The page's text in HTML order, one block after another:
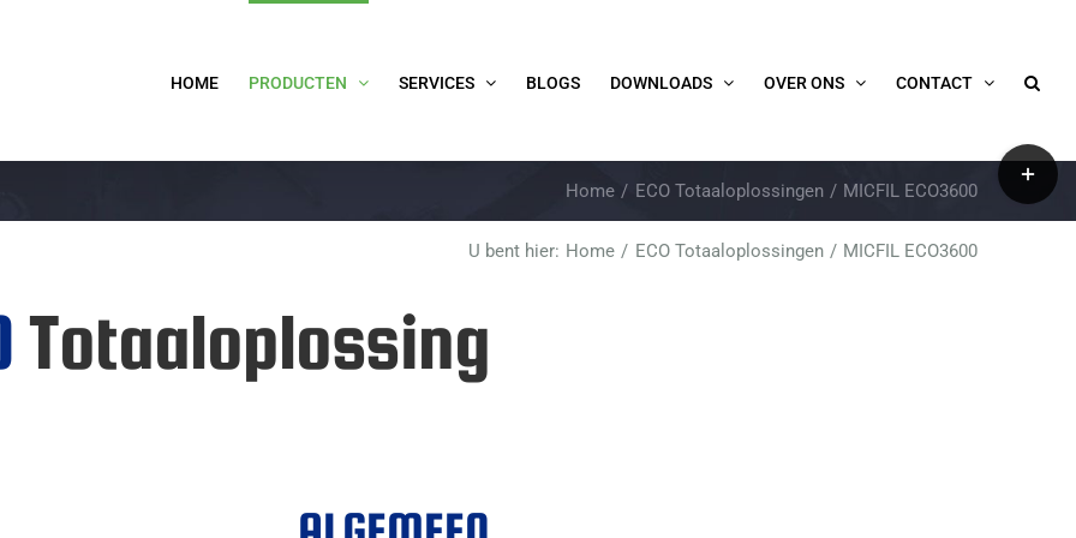
HOME PRODUCTEN SERVICES BLOGS DOWNLOADS OVER ONS CONTACT
Home ECO Totaaloplossingen MICFIL ECO3600
U bent hier: Home ECO Totaaloplossingen MICFIL ECO3600
Totaaloplossing
Toggle
Sliding